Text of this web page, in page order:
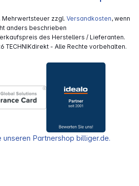
Mehrwertsteuer zzgl. Versandkosten, wenn
anders beschrieben
des Herstellers / Lieferanten.
TECHNIKdirekt - Alle Rechte vorbehalten.